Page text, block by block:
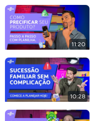
11:20
10:28